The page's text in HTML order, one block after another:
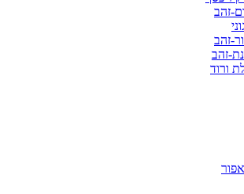
זהב
זהב
זהב
ורוד